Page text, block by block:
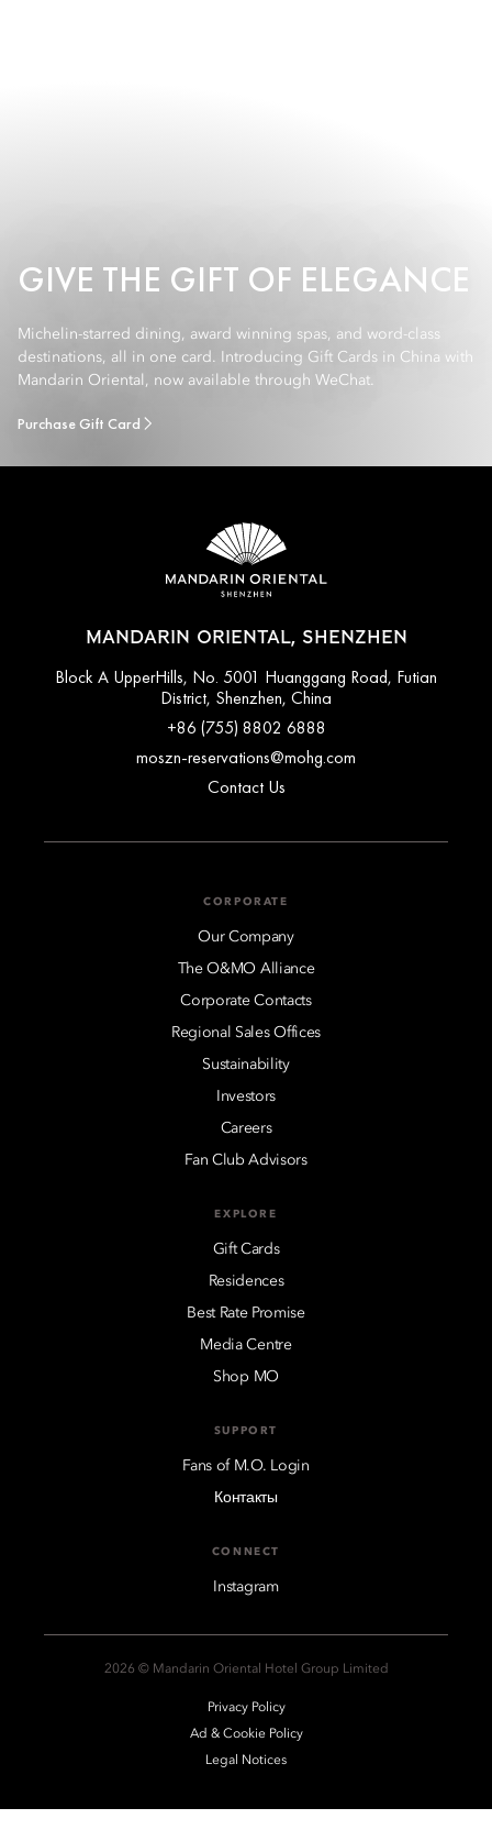
GIVE THE GIFT OF ELEGANCE
Michelin-starred dining, award winning spas, and word-class
destinations, all in one card. Introducing Gift Cards in China with
Mandarin Oriental, now available through WeChat.
Purchase Gift Card
MANDARIN ORIENTAL, SHENZHEN
Block A UpperHills, No. 5001 Huanggang Road, Futian
District, Shenzhen, China
+86 (755) 8802 6888
moszn-reservations@mohg.com
Contact Us
CORPORATE
Our Company
The O&MO Alliance
Corporate Contacts
Regional Sales Offices
Sustainability
Investors
Careers
Fan Club Advisors
EXPLORE
Gift Cards
Residences
Best Rate Promise
Media Centre
Shop MO
SUPPORT
Fans of M.O. Login
Контакты
CONNECT
Instagram
2026 © Mandarin Oriental Hotel Group Limited
Privacy Policy
Ad & Cookie Policy
Legal Notices